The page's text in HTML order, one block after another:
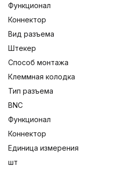
Функционал
Коннектор
Вид разъема
Штекер
Способ монтажа
Клеммная колодка
Тип разъема
BNC
Функционал
Коннектор
Единица измерения
шт